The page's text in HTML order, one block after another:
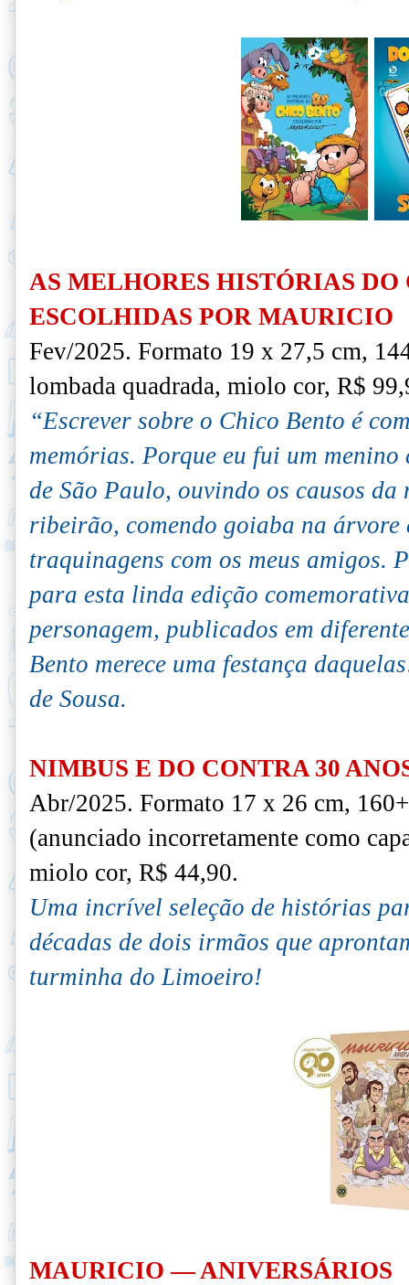
AS MELHORES HISTÓRIAS
ESCOLHIDAS POR MAURICIO
Fev/2025. Formato 19 x 27,5 cm,
lombada quadrada, miolo cor, R$
“Escrever sobre o Chico Bento é
memórias. Porque eu fui um
de São Paulo, ouvindo os causos
ribeirão, comendo goiaba na árvore
traquinagens com os meus amigos.
para esta linda edição
personagem, publicados em
Bento merece uma festança
de Sousa.
NIMBUS E DO CONTRA 30
Abr/2025. Formato 17 x 26 cm,
(anunciado incorretamente como
miolo cor, R$ 44,90.
Uma incrível seleção de histórias
décadas de dois irmãos que
turminha do Limoeiro!
MAURICIO — ANIVERSÁRIOS